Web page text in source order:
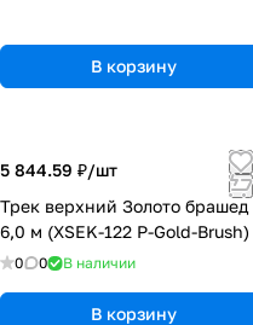
В корзину
5 844.59 ₽/шт
Трек верхний Золото брашед
6,0 м (XSEK-122 P-Gold-Brush)
0 0 В наличии
В корзину